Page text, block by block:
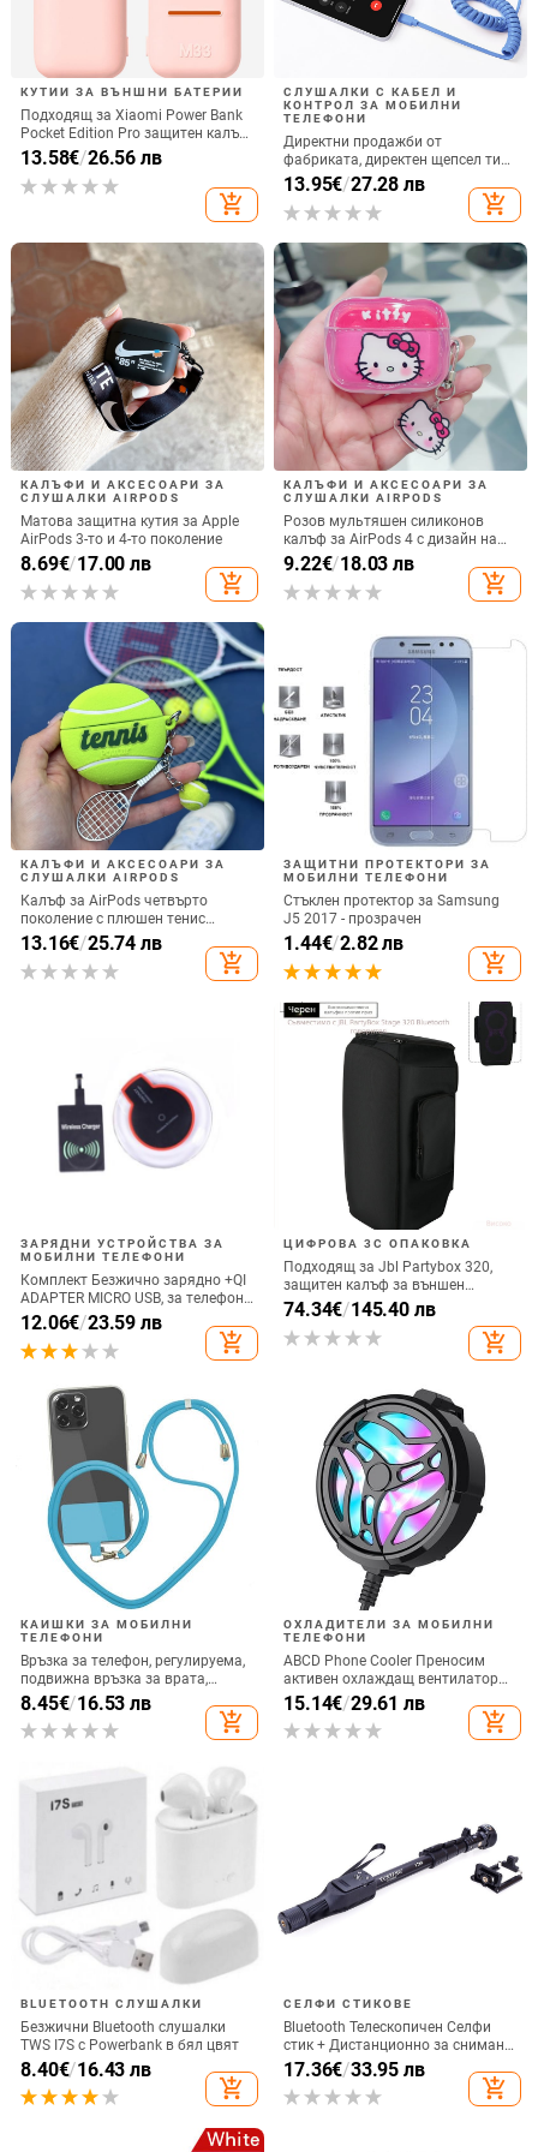
КУТИИ ЗА ВЪНШНИ БАТЕРИИ
Подходящ за Xiaomi Power Bank
Pocket Edition Pro защитен калъф
33W силиконов 10000mA
неплъзгащ се защитен калъф за
Power Bank
13.58€/26.56 лв
add_shopping_cart
СЛУШАЛКИ С КАБЕЛ И
КОНТРОЛ ЗА МОБИЛНИ
ТЕЛЕФОНИ
Директни продажби от
фабриката, директен щепсел тип
C, мобилен телефон, Douyin
Internet Celebrity, електрически
микрофон, слушалки с C порт,
13.95€/27.28 лв
add_shopping_cart
КАЛЪФИ И АКСЕСОАРИ ЗА
СЛУШАЛКИ AIRPODS
Матова защитна кутия за Apple
AirPods 3-то и 4-то поколение
8.69€/17.00 лв
add_shopping_cart
КАЛЪФИ И АКСЕСОАРИ ЗА
СЛУШАЛКИ AIRPODS
Розов мультяшен силиконов
калъф за AirPods 4 с дизайн на
котка
9.22€/18.03 лв
add_shopping_cart
КАЛЪФИ И АКСЕСОАРИ ЗА
СЛУШАЛКИ AIRPODS
Калъф за AirPods четвърто
поколение с плюшен тенис
мотив, силиконов 3D дизайн,
съвместим с AirPods 3 и Pro 2
13.16€/25.74 лв
add_shopping_cart
ЗАЩИТНИ ПРОТЕКТОРИ ЗА
МОБИЛНИ ТЕЛЕФОНИ
Стъклен протектор за Samsung
J5 2017 - прозрачен
1.44€/2.82 лв
add_shopping_cart
ЗАРЯДНИ УСТРОЙСТВА ЗА
МОБИЛНИ ТЕЛЕФОНИ
Комплект Безжично зарядно +QI
ADAPTER MICRO USB, за телефон
+ Qi Безжичен приемник с micro
USB-черен цвят
12.06€/23.59 лв
add_shopping_cart
ЦИФРОВА 3C ОПАКОВКА
Подходящ за Jbl Partybox 320,
защитен калъф за външен
високоговорител, калъф за
количка Stage 320 Audio,
прахозащитно покритие.
74.34€/145.40 лв
add_shopping_cart
КАИШКИ ЗА МОБИЛНИ
ТЕЛЕФОНИ
Връзка за телефон, регулируема,
подвижна връзка за врата,
каишка за аксесоари за мобилни
телефони, въже за мобилен
телефон, презрамки за врата,
8.45€/16.53 лв
add_shopping_cart
ОХЛАДИТЕЛИ ЗА МОБИЛНИ
ТЕЛЕФОНИ
ABCD Phone Cooler Преносим
активен охлаждащ вентилатор
Радиатор за мобилен телефон за
игра на игри
15.14€/29.61 лв
add_shopping_cart
BLUETOOTH СЛУШАЛКИ
Безжични Bluetooth слушалки
TWS I7S с Powerbank в бял цвят
8.40€/16.43 лв
add_shopping_cart
СЕЛФИ СТИКОВЕ
Bluetooth Телескопичен Селфи
стик + Дистанционно за снимане,
съвместим с Android и IOS - Черен
17.36€/33.95 лв
add_shopping_cart